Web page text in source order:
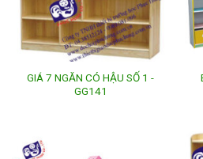
GIÁ 7 NGĂN CÓ HẬU SỐ 1 -
GG141